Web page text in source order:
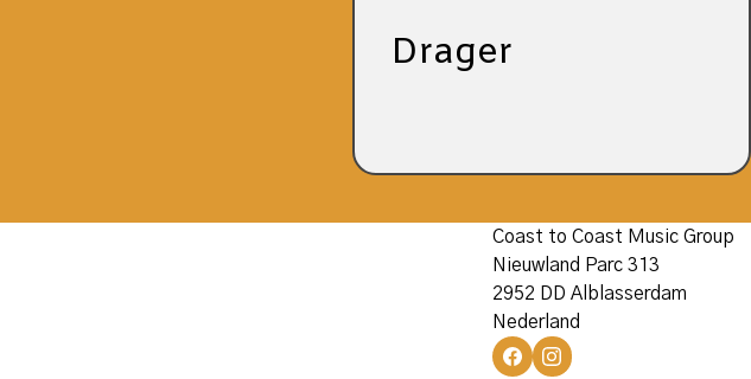
Drager
Coast to Coast Music Group
Nieuwland Parc 313
2952 DD Alblasserdam
Nederland